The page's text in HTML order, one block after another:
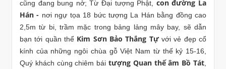
cũng đang bung nở; Từ Đại tượng Phật, con đường La
Hán - nơi ngự tọa 18 bức tượng La Hán bằng đồng cao
2,5m từ bi, trầm mặc trong bảng lảng mây bay, sẽ dẫn
bạn tới quần thể Kim Sơn Bảo Thắng Tựvới vẻ đẹp cổ
kính của những ngôi chùa gỗ Việt Nam từ thế kỷ 15-16,
Quý khách cùng chiêm bái tượng Quan thế âm Bồ Tát